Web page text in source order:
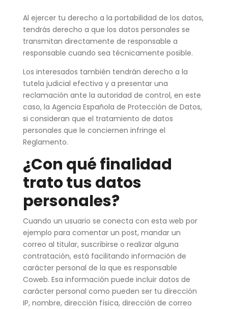
Al ejercer tu derecho a la portabilidad de los datos,
tendrás derecho a que los datos personales se
transmitan directamente de responsable a
responsable cuando sea técnicamente posible.
Los interesados también tendrán derecho a la
tutela judicial efectiva y a presentar una
reclamación ante la autoridad de control, en este
caso, la Agencia Española de Protección de Datos,
si consideran que el tratamiento de datos
personales que le conciernen infringe el
Reglamento.
¿Con qué finalidad
trato tus datos
personales?
Cuando un usuario se conecta con esta web por
ejemplo para comentar un post, mandar un
correo al titular, suscribirse o realizar alguna
contratación, está facilitando información de
carácter personal de la que es responsable
Coweb. Esa información puede incluir datos de
carácter personal como pueden ser tu dirección
IP, nombre, dirección física, dirección de correo